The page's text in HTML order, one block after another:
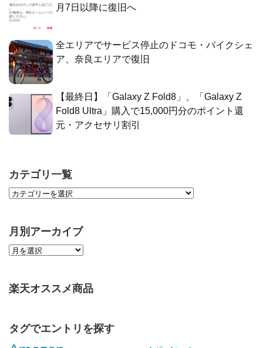
月7日以降に復旧へ
全エリアでサービス停止のドコモ・バイクシェ
ア、奈良エリアで復旧
【最終日】「Galaxy Z Fold8」、「Galaxy Z
Fold8 Ultra」購入で15,000円分のポイント還
元・アクセサリ割引
カテゴリ一覧
月別アーカイブ
楽天オススメ商品
タグでエントリを探す